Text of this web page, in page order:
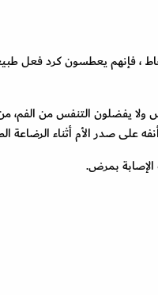
، فإنهم يعطسون كرد فعل
ولا يفضلون التنفس من الفم،
صدر الأم أثناء الرضاعة
بمرض.